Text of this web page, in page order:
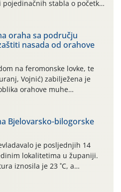
stabla o početku
suzbijanja
Već dvanaest dana
udar”, koji naročito
05.8.), jer najviše
[…]
oraha sa području
nasada od orahove
na feromonske lovke, te
Vojnić) zabilježena je
orahove muhe
brojnost može se objasniti
nasadima s vrlo malim
manjim brojem prezimjelih
na žutim ljepljivim Rebell
Bjelovarsko-bilogorske
je posljednjih 14
lokalitetima u županiji.
iznosila je 23 ˚C, a
dosezale do 35 ˚C.
loze (Plasmoparas